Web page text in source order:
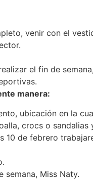
venir con el
el fin de
manera:
ubicación en la
crocs o
10 de febrero
semana, Miss Naty.